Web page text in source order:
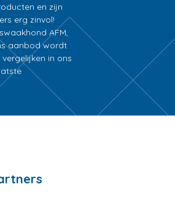
en zijn
erg zinvol!
AFM,
aanbod wordt
in ons